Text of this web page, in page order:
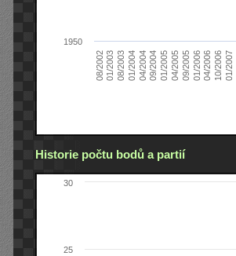
08/200201/200308/200301/200404/200409/200401/200504/200509/200501/200604/200610/200601/2007
1950
Historie počtu bodů a partií
25
30